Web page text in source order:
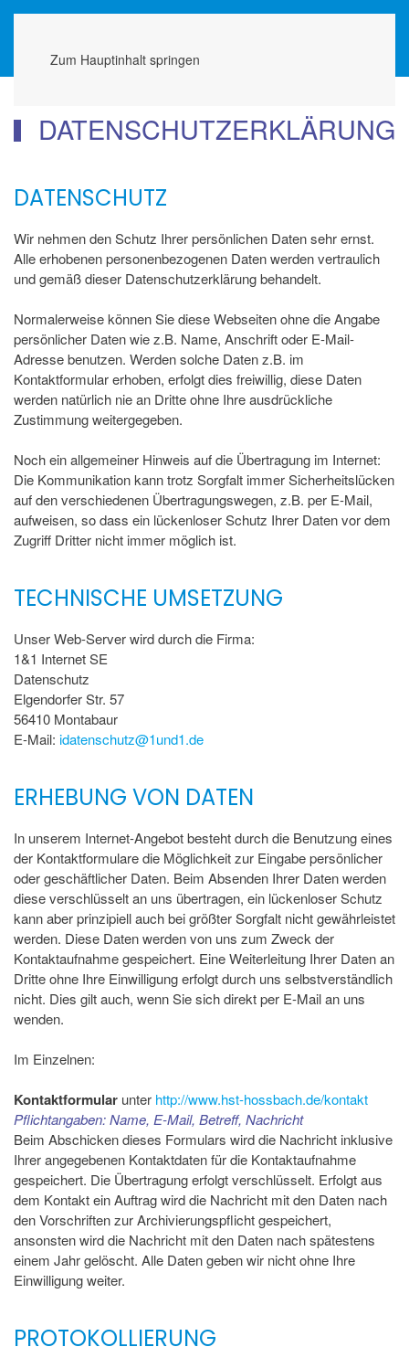
Zum Hauptinhalt springen
DATENSCHUTZERKLÄRUNG
DATENSCHUTZ
Wir nehmen den Schutz Ihrer persönlichen Daten sehr ernst.
Alle erhobenen personenbezogenen Daten werden vertraulich
und gemäß dieser Datenschutzerklärung behandelt.
Normalerweise können Sie diese Webseiten ohne die Angabe
persönlicher Daten wie z.B. Name, Anschrift oder E-Mail-
Adresse benutzen. Werden solche Daten z.B. im
Kontaktformular erhoben, erfolgt dies freiwillig, diese Daten
werden natürlich nie an Dritte ohne Ihre ausdrückliche
Zustimmung weitergegeben.
Noch ein allgemeiner Hinweis auf die Übertragung im Internet:
Die Kommunikation kann trotz Sorgfalt immer Sicherheitslücken
auf den verschiedenen Übertragungswegen, z.B. per E-Mail,
aufweisen, so dass ein lückenloser Schutz Ihrer Daten vor dem
Zugriff Dritter nicht immer möglich ist.
TECHNISCHE UMSETZUNG
Unser Web-Server wird durch die Firma:
1&1 Internet SE
Datenschutz
Elgendorfer Str. 57
56410 Montabaur
E-Mail: idatenschutz@1und1.de
ERHEBUNG VON DATEN
In unserem Internet-Angebot besteht durch die Benutzung eines
der Kontaktformulare die Möglichkeit zur Eingabe persönlicher
oder geschäftlicher Daten. Beim Absenden Ihrer Daten werden
diese verschlüsselt an uns übertragen, ein lückenloser Schutz
kann aber prinzipiell auch bei größter Sorgfalt nicht gewährleistet
werden. Diese Daten werden von uns zum Zweck der
Kontaktaufnahme gespeichert. Eine Weiterleitung Ihrer Daten an
Dritte ohne Ihre Einwilligung erfolgt durch uns selbstverständlich
nicht. Dies gilt auch, wenn Sie sich direkt per E-Mail an uns
wenden.
Im Einzelnen:
Kontaktformular unter http://www.hst-hossbach.de/kontakt
Pflichtangaben: Name, E-Mail, Betreff, Nachricht
Beim Abschicken dieses Formulars wird die Nachricht inklusive
Ihrer angegebenen Kontaktdaten für die Kontaktaufnahme
gespeichert. Die Übertragung erfolgt verschlüsselt. Erfolgt aus
dem Kontakt ein Auftrag wird die Nachricht mit den Daten nach
den Vorschriften zur Archivierungspflicht gespeichert,
ansonsten wird die Nachricht mit den Daten nach spätestens
einem Jahr gelöscht. Alle Daten geben wir nicht ohne Ihre
Einwilligung weiter.
PROTOKOLLIERUNG